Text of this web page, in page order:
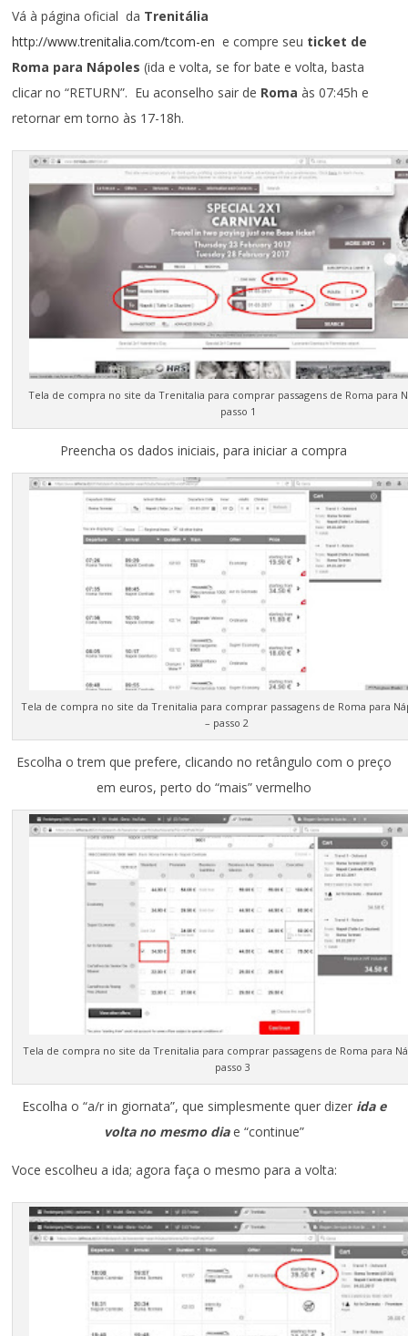
Vá à página oficial da Trenitália
http://www.trenitalia.com/tcom-en e compre seu ticket de
Roma para Nápoles (ida e volta, se for bate e volta, basta
clicar no “RETURN”. Eu aconselho sair de Roma às 07:45h e
retornar em torno às 17-18h.
Tela de compra no site da Trenitalia para comprar passagens de Roma para
passo 1
Preencha os dados iniciais, para iniciar a compra
Tela de compra no site da Trenitalia para comprar passagens de Roma para
– passo 2
Escolha o trem que prefere, clicando no retângulo com o preço
em euros, perto do “mais” vermelho
Tela de compra no site da Trenitalia para comprar passagens de Roma para
passo 3
Escolha o “a/r in giornata”, que simplesmente quer dizer ida e
volta no mesmo diae “continue”
Voce escolheu a ida; agora faça o mesmo para a volta: